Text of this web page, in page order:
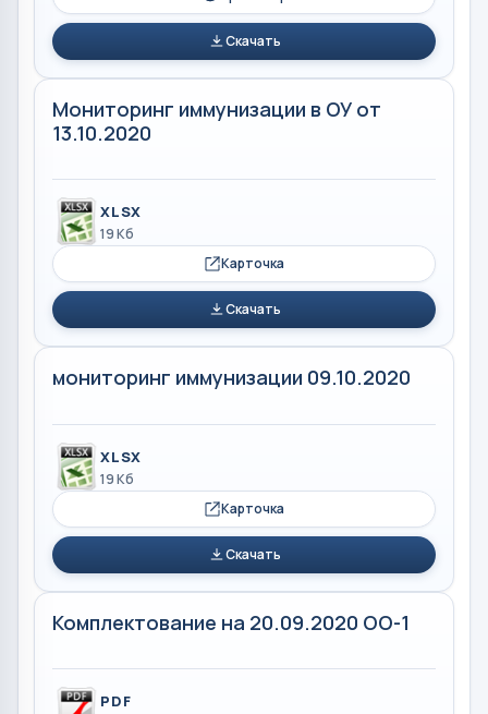
Скачать
Мониторинг иммунизации в ОУ от
13.10.2020
XLSX
19 Кб
Карточка
Скачать
мониторинг иммунизации 09.10.2020
XLSX
19 Кб
Карточка
Скачать
Комплектование на 20.09.2020 ОО-1
PDF